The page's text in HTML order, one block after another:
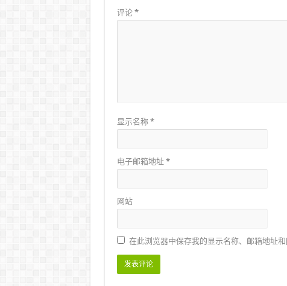
评论 *
显示名称 *
电子邮箱地址 *
网站
在此浏览器中保存我的显示名称、邮箱地址